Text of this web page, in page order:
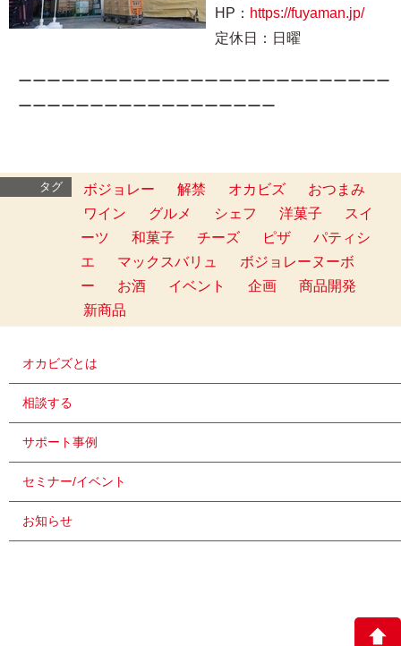
HP： https://fuyaman.jp/
定休日：日曜
ーーーーーーーーーーーーーーーーーーーーーーーーーー
ーーーーーーーーーーーーーーーーーー
タグ ボジョレー 解禁 オカビズ
おつまみ
ワイン
グルメ シェフ 洋菓子
スイ
ーツ
和菓子 チーズ ピザ
パティシ
エ
マックスバリュ
ボジョレーヌーボ
ー
お酒 イベント 企画
商品開発
新商品
オカビズとは
相談する
サポート事例
セミナー/イベント
お知らせ